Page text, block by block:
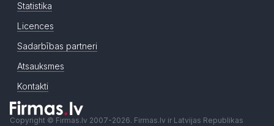
Statistika
Licences
Sadarbības partneri
Atsauksmes
Kontakti
Copyright © Firmas.lv 2007-2026. Firmas.lv ir Latvijas Republikas